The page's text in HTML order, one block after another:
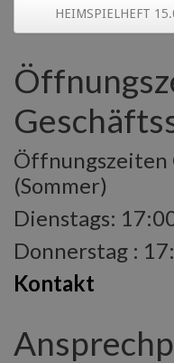
HEIMSPIELHEFT
Öffnungszeiten
(Sommer)
Dienstags:
Donnerstag :
Kontakt